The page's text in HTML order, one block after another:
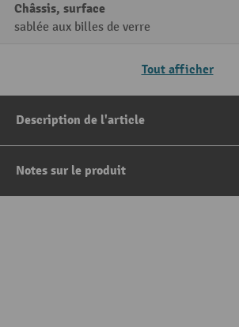
Châssis, surface
sablée aux billes de verre
Tout afficher
Description de l'article
Notes sur le produit